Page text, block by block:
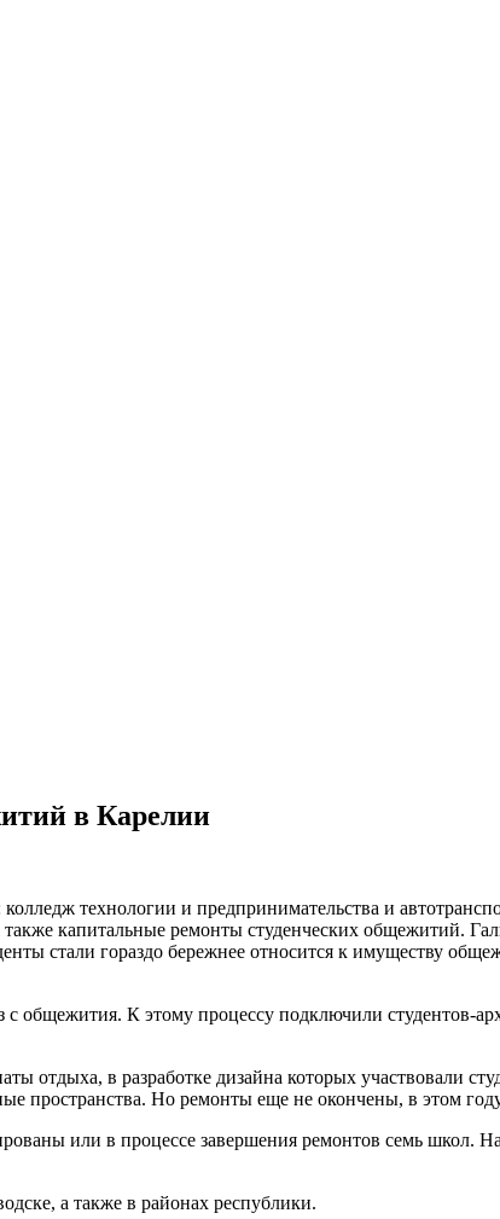
в Карелии
технологии и предпринимательства и
капитальные ремонты студенческих общежитий.
стали гораздо бережнее относится к имуществу
общежития. К этому процессу подключили студентов-
в разработке дизайна которых участвовали
Но ремонты еще не окончены, в этом году
или в процессе завершения ремонтов семь школ.
а также в районах республики.